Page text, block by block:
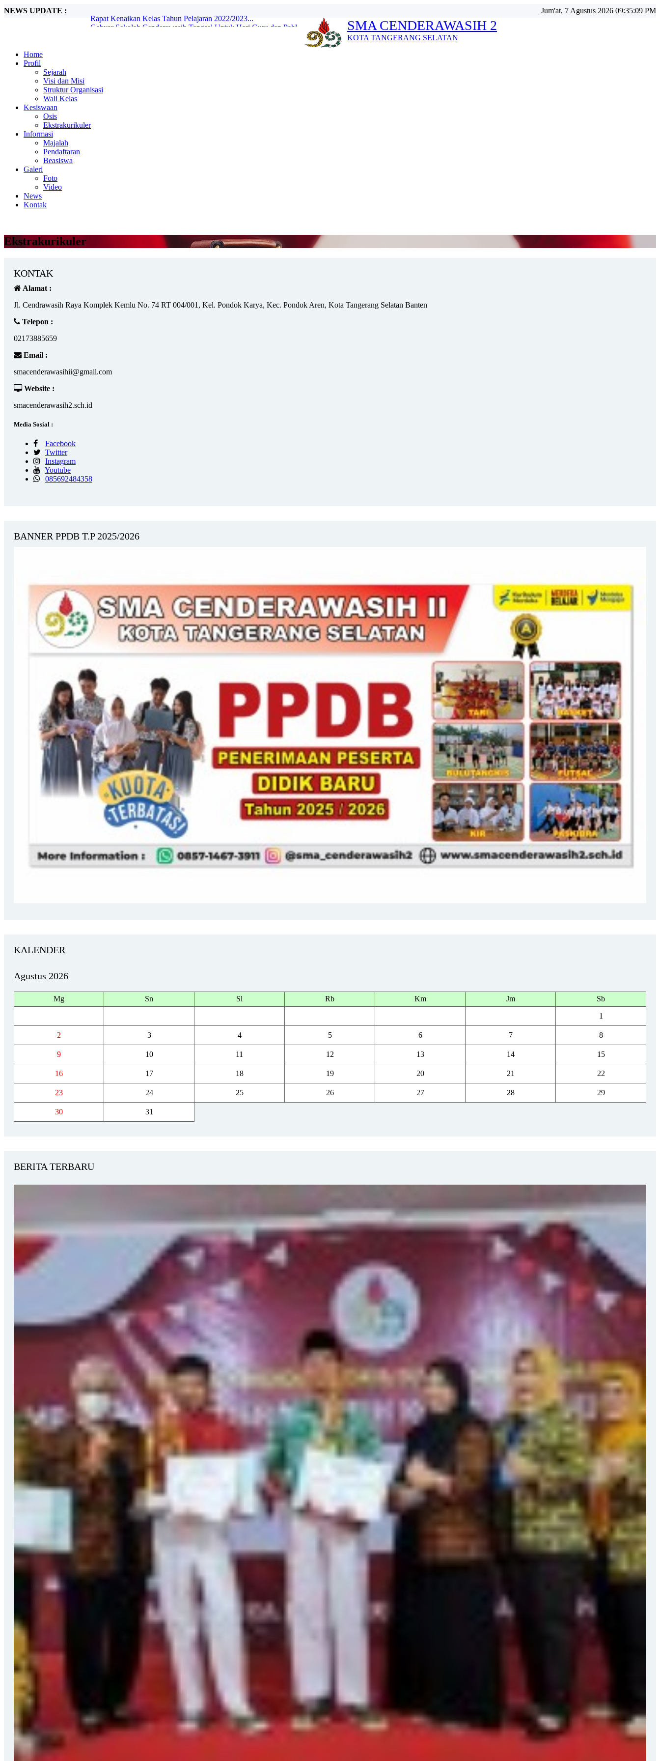
NEWS UPDATE :
Gebyar Sekolah Cenderawasih Tangsel Untuk Hari Guru dan Pahl...
Rapat Kenaikan Kelas Tahun Pelajaran 2022/2023...
Jum'at, 7 Agustus 2026 09:35:11 PM
SMA CENDERAWASIH 2
KOTA TANGERANG SELATAN
Home
Profil
Sejarah
Visi dan Misi
Struktur Organisasi
Wali Kelas
Kesiswaan
Osis
Ekstrakurikuler
Informasi
Majalah
Pendaftaran
Beasiswa
Galeri
Foto
Video
News
Kontak
Ekstrakurikuler
KONTAK
Alamat :
Jl. Cendrawasih Raya Komplek Kemlu No. 74 RT 004/001, Kel. Pondok Karya, Kec. Pondok Aren, Kota Tangerang Selatan Banten
Telepon :
02173885659
Email :
smacenderawasihii@gmail.com
Website :
smacenderawasih2.sch.id
Media Sosial :
Facebook
Twitter
Instagram
Youtube
085692484358
BANNER PPDB T.P 2025/2026
KALENDER
Agustus 2026
Mg Sn Sl Rb Km Jm Sb
1
2 3 4 5 6 7 8
9 10 11 12 13 14 15
16 17 18 19 20 21 22
23 24 25 26 27 28 29
30 31
BERITA TERBARU